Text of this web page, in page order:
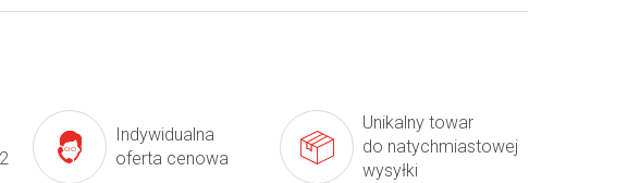
Indywidualna
oferta cenowa
Unikalny towar
do natychmiastowej
wysyłki